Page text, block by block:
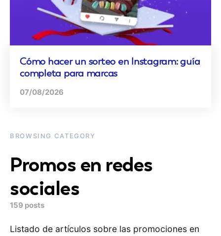
Cómo hacer un sorteo en Instagram: guía
completa para marcas
07/08/2026
BROWSING CATEGORY
Promos en redes
sociales
159 posts
Listado de artículos sobre las promociones en